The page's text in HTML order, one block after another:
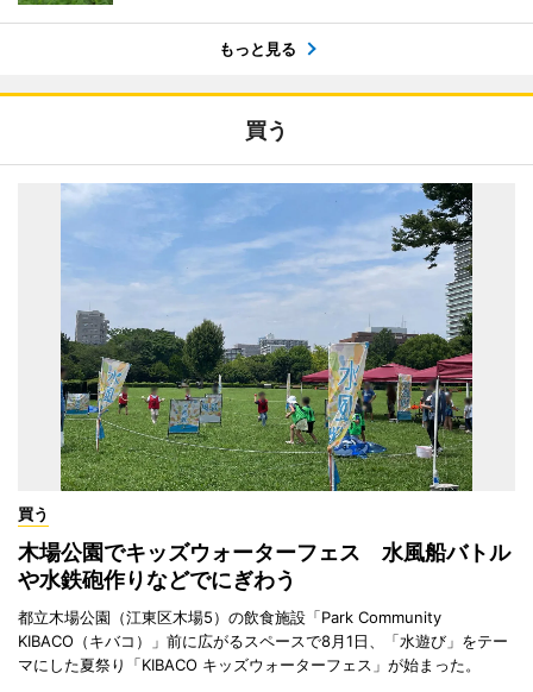
もっと見る
買う
買う
木場公園でキッズウォーターフェス 水風船バトル
や水鉄砲作りなどでにぎわう
都立木場公園（江東区木場5）の飲食施設「Park Community
KIBACO（キバコ）」前に広がるスペースで8月1日、「水遊び」をテー
マにした夏祭り「KIBACO キッズウォーターフェス」が始まった。